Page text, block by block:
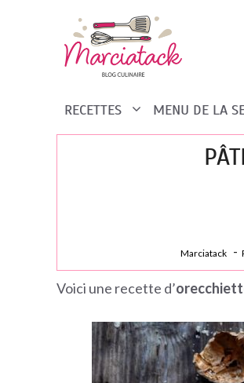
contenu
RECETTES MENU DE LA
Marciatack
Voici une recette d’